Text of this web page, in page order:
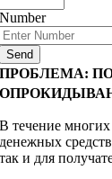
Number
Send
ПРОБЛЕМА:
В течение
денежных
так и для